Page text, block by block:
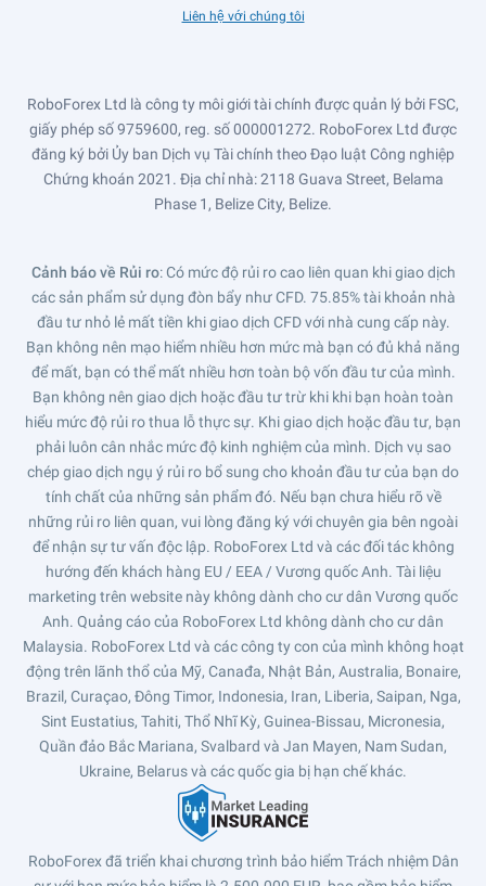
Liên hệ với chúng tôi
RoboForex Ltd là công ty môi giới tài chính được quản lý bởi FSC,
giấy phép số 9759600, reg. số 000001272. RoboForex Ltd được
đăng ký bởi Ủy ban Dịch vụ Tài chính theo Đạo luật Công nghiệp
Chứng khoán 2021. Địa chỉ nhà: 2118 Guava Street, Belama
Phase 1, Belize City, Belize.
Cảnh báo về Rủi ro: Có mức độ rủi ro cao liên quan khi giao dịch
các sản phẩm sử dụng đòn bẩy như CFD. 75.85% tài khoản nhà
đầu tư nhỏ lẻ mất tiền khi giao dịch CFD với nhà cung cấp này.
Bạn không nên mạo hiểm nhiều hơn mức mà bạn có đủ khả năng
để mất, bạn có thể mất nhiều hơn toàn bộ vốn đầu tư của mình.
Bạn không nên giao dịch hoặc đầu tư trừ khi khi bạn hoàn toàn
hiểu mức độ rủi ro thua lỗ thực sự. Khi giao dịch hoặc đầu tư, bạn
phải luôn cân nhắc mức độ kinh nghiệm của mình. Dịch vụ sao
chép giao dịch ngụ ý rủi ro bổ sung cho khoản đầu tư của bạn do
tính chất của những sản phẩm đó. Nếu bạn chưa hiểu rõ về
những rủi ro liên quan, vui lòng đăng ký với chuyên gia bên ngoài
để nhận sự tư vấn độc lập. RoboForex Ltd và các đối tác không
hướng đến khách hàng EU / EEA / Vương quốc Anh. Tài liệu
marketing trên website này không dành cho cư dân Vương quốc
Anh. Quảng cáo của RoboForex Ltd không dành cho cư dân
Malaysia. RoboForex Ltd và các công ty con của mình không hoạt
động trên lãnh thổ của Mỹ, Canađa, Nhật Bản, Australia, Bonaire,
Brazil, Curaçao, Đông Timor, Indonesia, Iran, Liberia, Saipan, Nga,
Sint Eustatius, Tahiti, Thổ Nhĩ Kỳ, Guinea-Bissau, Micronesia,
Quần đảo Bắc Mariana, Svalbard và Jan Mayen, Nam Sudan,
Ukraine, Belarus và các quốc gia bị hạn chế khác.
RoboForex đã triển khai chương trình bảo hiểm Trách nhiệm Dân